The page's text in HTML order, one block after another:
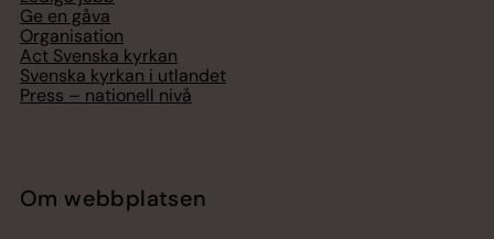
Ge en gåva
Organisation
Act Svenska kyrkan
Svenska kyrkan i utlandet
Press – nationell nivå
Om webbplatsen